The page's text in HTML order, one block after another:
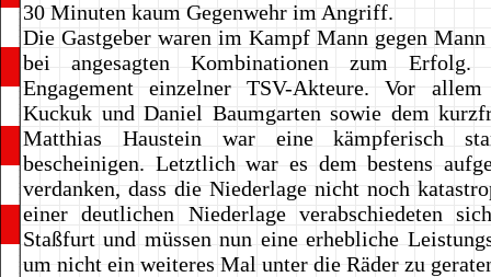
30 Minuten kaum Gegenwehr im Angriff.
Die Gastgeber waren im Kampf Mann gegen
bei angesagten Kombinationen zum
Engagement einzelner TSV-Akteure. Vor
Kuckuk und Daniel Baumgarten sowie dem
Matthias Haustein war eine kämpferisch
bescheinigen. Letztlich war es dem bestens
verdanken, dass die Niederlage nicht noch
einer deutlichen Niederlage verabschiedeten
Staßfurt und müssen nun eine erhebliche
um nicht ein weiteres Mal unter die Räder zu